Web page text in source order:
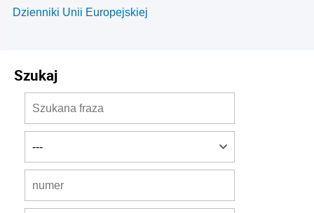
Dzienniki Unii Europejskiej
Szukaj